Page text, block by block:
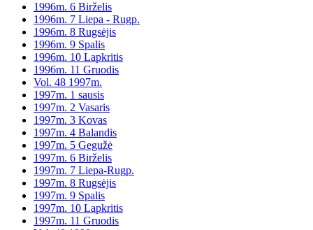
1996m. 6 Birželis
1996m. 7 Liepa - Rugp.
1996m. 8 Rugsėjis
1996m. 9 Spalis
1996m. 10 Lapkritis
1996m. 11 Gruodis
Vol. 48 1997m.
1997m. 1 sausis
1997m. 2 Vasaris
1997m. 3 Kovas
1997m. 4 Balandis
1997m. 5 Gegužė
1997m. 6 Birželis
1997m. 7 Liepa-Rugp.
1997m. 8 Rugsėjis
1997m. 9 Spalis
1997m. 10 Lapkritis
1997m. 11 Gruodis